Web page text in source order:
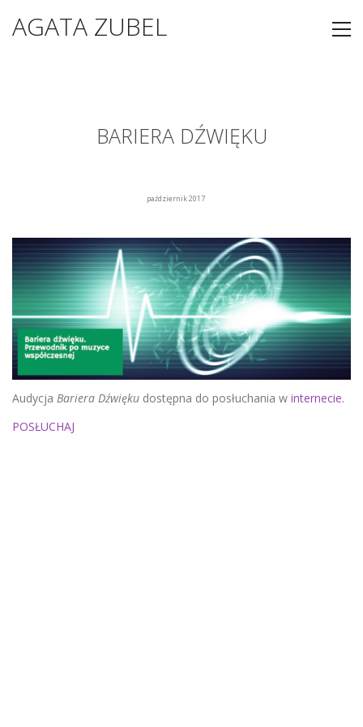
AGATA ZUBEL
BARIERA DŹWIĘKU
październik 2017
Audycja Bariera Dźwięku dostępna do posłuchania w internecie.
POSŁUCHAJ